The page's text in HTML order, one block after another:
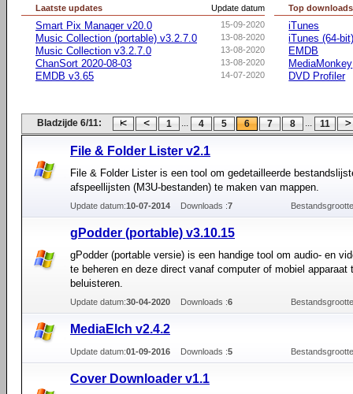
Update datum
Laatste updates
15-09-2020
Smart Pix Manager v20.0
13-08-2020
Music Collection (portable) v3.2.7.0
13-08-2020
Music Collection v3.2.7.0
13-08-2020
ChanSort 2020-08-03
14-07-2020
EMDB v3.65
Top downloads
iTunes
iTunes (64-
EMDB
MediaMonkey
DVD Profiler
Bladzijde 6/11: 1 ... 4 5 6 7 8 ... 11
File & Folder Lister v2.1
File & Folder Lister is een tool om gedetailleerde
afspeellijsten (M3U-bestanden) te maken van mappen.
Update datum:10-07-2014 Downloads :7
gPodder (portable) v3.10.15
gPodder (portable versie) is een handige tool om audio- en
te beheren en deze direct vanaf computer of mobiel apparaat
beluisteren.
Update datum:30-04-2020 Downloads :6
MediaElch v2.4.2
Update datum:01-09-2016 Downloads :5
Cover Downloader v1.1